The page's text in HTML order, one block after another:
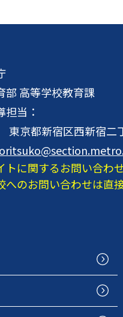
部 高等学校教育課
担当：
京都新宿区西新宿二
トに関するお問い合わ
へのお問い合わせは直